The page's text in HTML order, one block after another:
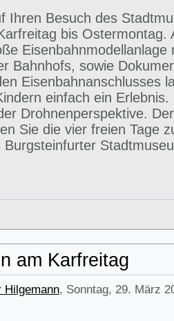
Ihren Besuch des
bis Ostermontag.
Eisenbahnmodellanlage
Bahnhofs, sowie
Eisenbahnanschlusses
einfach ein
Drohnenperspektive.
Sie die vier freien Tage
Burgsteinfurter
am Karfreitag
Hilgemann, Sonntag, 29. März